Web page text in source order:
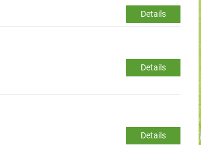
Details
Details
Details